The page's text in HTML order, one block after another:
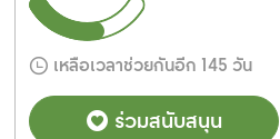
เหลือเวลาช่วยกันอีก 145 วัน
ร่วมสนับสนุน